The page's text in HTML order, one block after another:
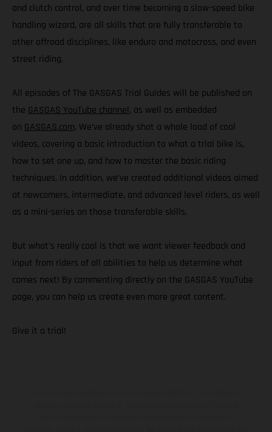
and clutch control, and over time becoming a slow-speed bike
handling wizard, are all skills that are fully transferable to
other offroad disciplines, like enduro and motocross, and even
street riding.
All episodes of The GASGAS Trial Guides will be published on
the GASGAS YouTube channel, as well as embedded
on GASGAS.com. We’ve already shot a whole load of cool
videos, covering a basic introduction to what a trial bike is,
how to set one up, and how to master the basic riding
techniques. In addition, we’ve created additional videos aimed
at newcomers, intermediate, and advanced level riders, as well
as a mini-series on those transferable skills.
But what’s really cool is that we want viewer feedback and
input from riders of all abilities to help us determine what
comes next! By commenting directly on the GASGAS YouTube
page, you can help us create even more great content.
Give it a trial!